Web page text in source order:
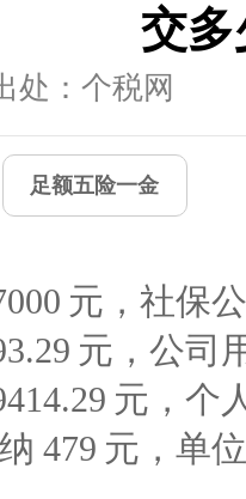
交多
处：个税网
足额五险一金
元，社保
元，公司
元，个
479 元，单